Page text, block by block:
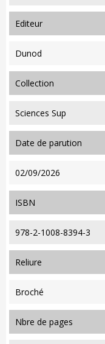
editeur
Dunod
collection
Sciences Sup
date de parution
02/09/2026
ISBN
978-2-1008-8394-3
reliure
Broché
nbre de pages